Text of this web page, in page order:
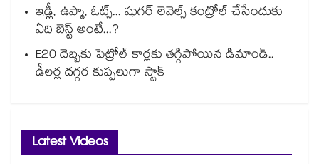
ఇడ్లీ, ఉప్మా, ఓట్స్... షుగర్ లెవెల్స్ కంట్రోల్ చేసేందుకు
ఏది బెస్ట్ అంటే...?
E20 దెబ్బకు పెట్రోల్ కార్లకు తగ్గిపోయిన డిమాండ్..
డీలర్ల దగ్గర కుప్పలుగా స్టాక్
Latest Videos